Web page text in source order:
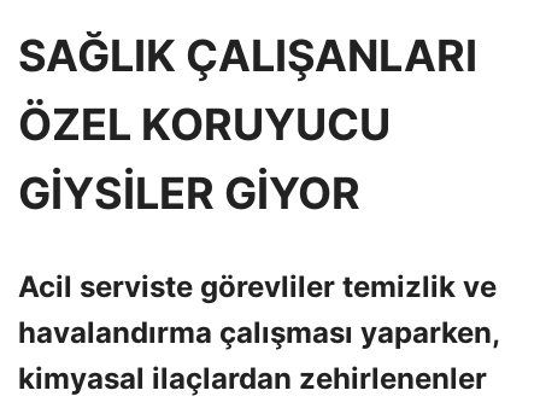
SAĞLIK ÇALIŞANLARI
ÖZEL KORUYUCU
GİYSİLER GİYOR
Acil serviste görevliler temizlik ve
havalandırma çalışması yaparken,
kimyasal ilaçlardan zehirlenenler